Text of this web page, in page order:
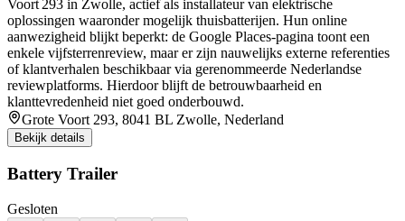
Voort 293 in Zwolle, actief als installateur van elektrische
oplossingen waaronder mogelijk thuisbatterijen. Hun online
aanwezigheid blijkt beperkt: de Google Places-pagina toont een
enkele vijfsterrenreview, maar er zijn nauwelijks externe referenties
of klantverhalen beschikbaar via gerenommeerde Nederlandse
reviewplatforms. Hierdoor blijft de betrouwbaarheid en
klanttevredenheid niet goed onderbouwd.
Grote Voort 293, 8041 BL Zwolle, Nederland
Bekijk details
Battery Trailer
Gesloten